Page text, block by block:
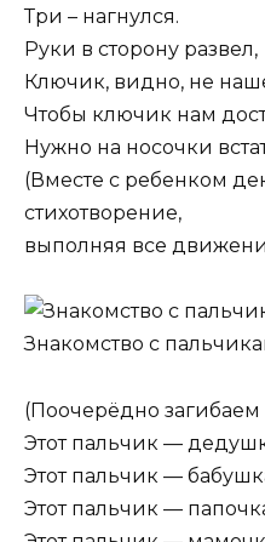
Три – нагнулся.
Руки в сторону развел,
Ключик, видно, не
Чтобы ключик нам
Нужно на носочки
(Вместе с ребенком
стихотворение,
выполняя все
Знакомство с
(Поочерёдно
Этот пальчик —
Этот пальчик —
Этот пальчик —